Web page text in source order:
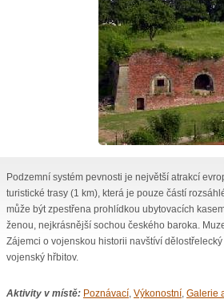
Podzemní systém pevnosti je největší atrakcí
turistické trasy (1 km), která je pouze částí
může být zpestřena prohlídkou ubytovacích
ženou, nejkrásnější sochou českého baroka.
Zájemci o vojenskou historii navštíví
vojenský hřbitov.
Aktivity v místě: Poznávací, Výkonostní, Galerie